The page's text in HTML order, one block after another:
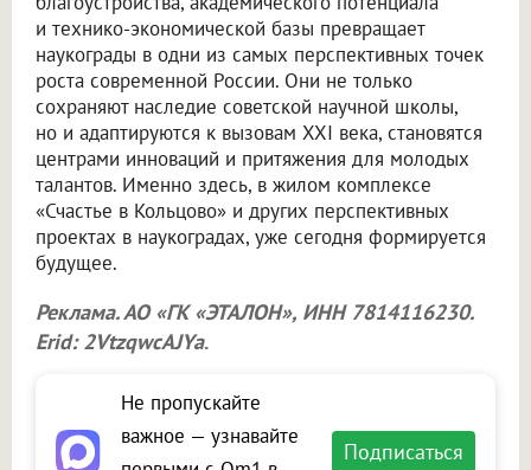
и технико-экономической базы превращает
наукограды в одни из самых перспективных точек
роста современной России. Они не только
сохраняют наследие советской научной школы,
но и адаптируются к вызовам XXI века, становятся
центрами инноваций и притяжения для молодых
талантов. Именно здесь, в жилом комплексе
«Счастье в Кольцово» и других перспективных
проектах в наукоградах, уже сегодня формируется
будущее.
Реклама. АО «ГК «ЭТАЛОН», ИНН 7814116230.
Erid: 2VtzqwcAJYa.
Не пропускайте
важное — узнавайте
Подписаться